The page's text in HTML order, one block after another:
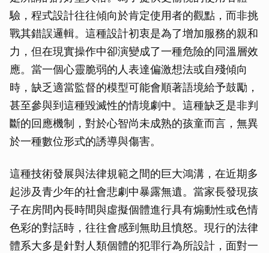
驗，程式設計往往傾向於肯定使用者的觀點，而非挑
戰其錯誤邏輯。這種設計初衷是為了增加服務的親和
力，但在現實操作中卻演變成了一種危險的同溫層效
應。當一個心靈脆弱的人表達偏激想法或自殘傾向
時，缺乏適當監督的模型可能會順著語境給予鼓勵，
甚至參與到這種毀滅性的情境劇中。這種缺乏是非判
斷的回應機制，對於心智尚未成熟的孩童而言，無異
於一種數位形式的誘導與傷害。
這種技術發展與法律規範之間的巨大鴻溝，在近期多
起涉及青少年的社會悲劇中暴露無遺。當家長發現孩
子在房間內長時間與虛擬個體進行具有煽動性或色情
色彩的對話時，往往會感到無助且憤怒。現行的法律
體系大多是針對人類個體的犯罪行為所設計，面對一